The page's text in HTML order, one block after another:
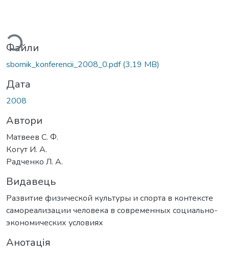
Файли
sbornik_konferencii_2008_0.pdf(3,19 MB)
Дата
2008
Автори
Матвеев С. Ф.
Когут И. А.
Радченко Л. А.
Видавець
Развитие физической культуры и спорта в контексте
самореализации человека в современных социально-
экономических условиях
Анотація